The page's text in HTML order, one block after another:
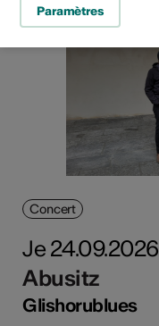
Concert
Je 24.09.2026
Abusitz
Glishorublues
Paramètres